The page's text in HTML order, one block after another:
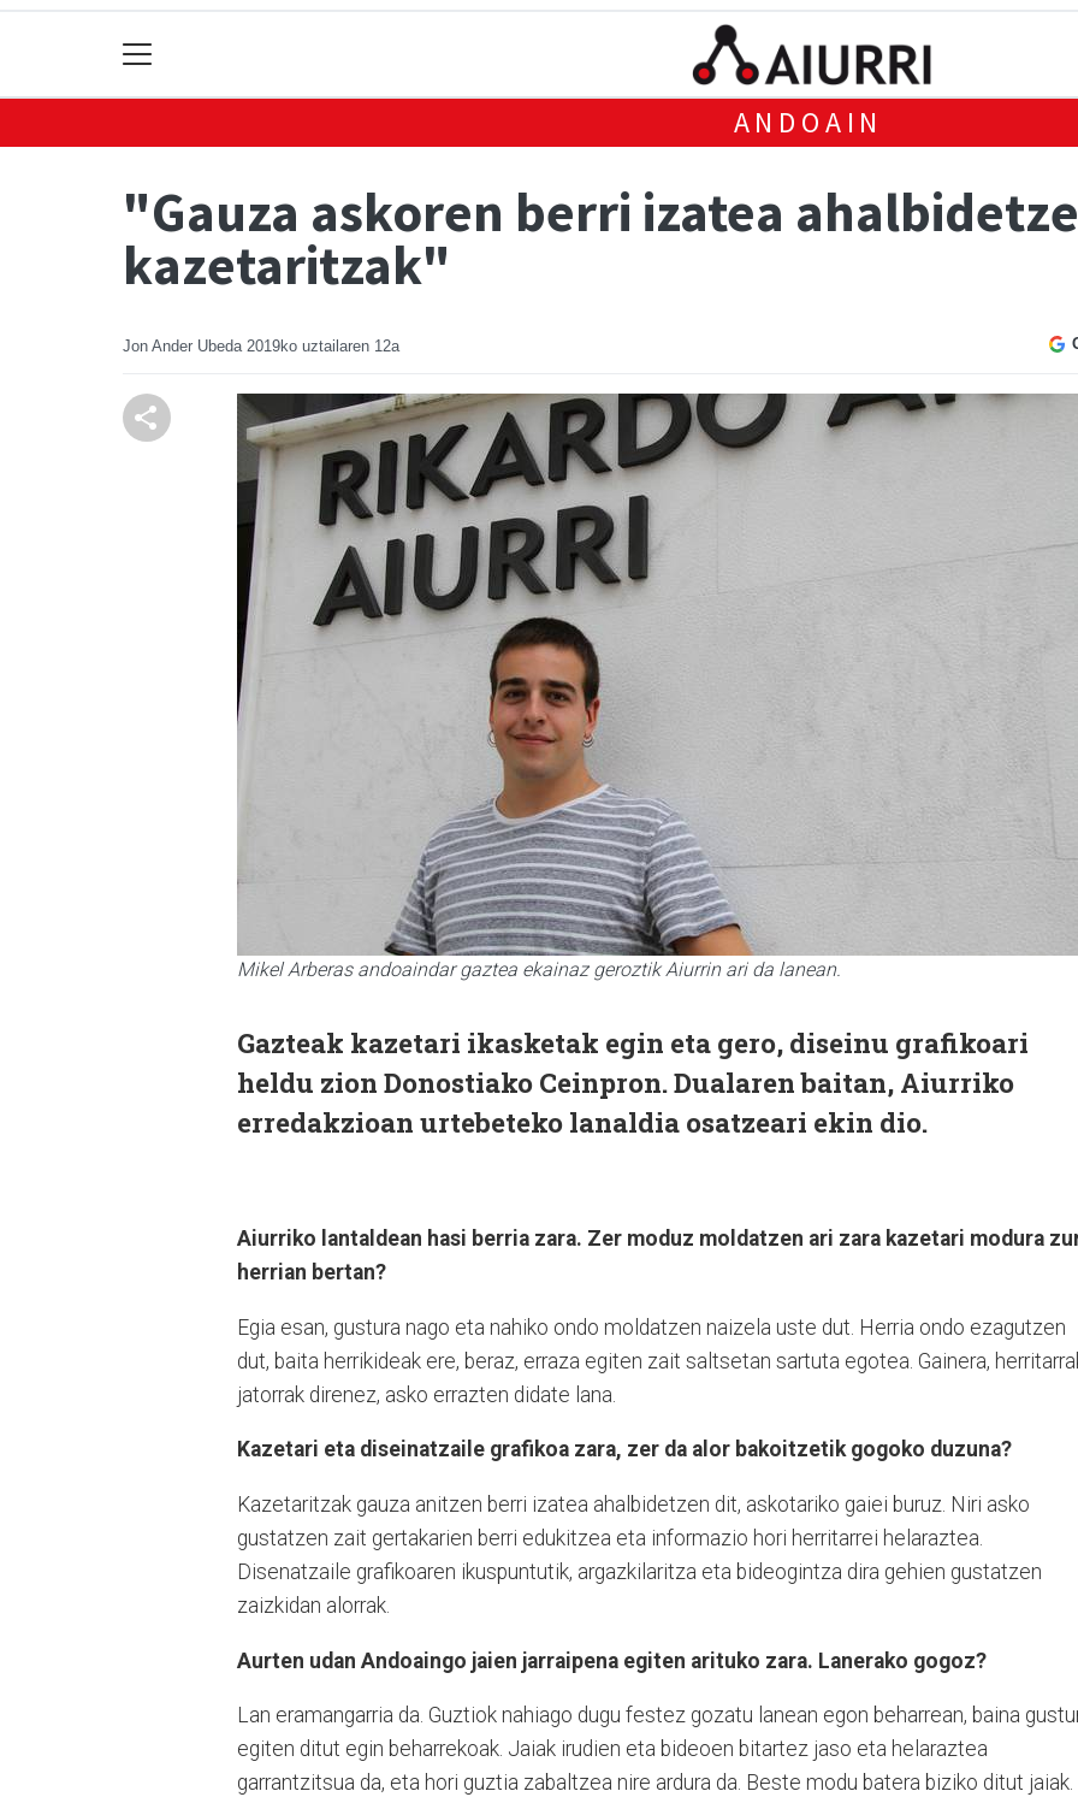
ANDOAIN
"Gauza askoren berri izatea
kazetaritzak"
Jon Ander Ubeda 2019ko uztailaren 12a
Mikel Arberas andoaindar gaztea ekainaz geroztik Aiurrin ari da lanean.
Gazteak kazetari ikasketak egin eta gero, diseinu grafikoari
heldu zion Donostiako Ceinpron. Dualaren baitan, Aiurriko
erredakzioan urtebeteko lanaldia osatzeari ekin dio.
Aiurriko lantaldean hasi berria zara. Zer moduz moldatzen ari zara kazetari modura
herrian bertan?
Egia esan, gustura nago eta nahiko ondo moldatzen naizela uste dut. Herria ondo ezagutzen
dut, baita herrikideak ere, beraz, erraza egiten zait saltsetan sartuta egotea. Gainera,
jatorrak direnez, asko errazten didate lana.
Kazetari eta diseinatzaile grafikoa zara, zer da alor bakoitzetik gogoko duzuna?
Kazetaritzak gauza anitzen berri izatea ahalbidetzen dit, askotariko gaiei buruz. Niri asko
gustatzen zait gertakarien berri edukitzea eta informazio hori herritarrei helaraztea.
Disenatzaile grafikoaren ikuspuntutik, argazkilaritza eta bideogintza dira gehien gustatzen
zaizkidan alorrak.
Aurten udan Andoaingo jaien jarraipena egiten arituko zara. Lanerako gogoz?
Lan eramangarria da. Guztiok nahiago dugu festez gozatu lanean egon beharrean, baina
egiten ditut egin beharrekoak. Jaiak irudien eta bideoen bitartez jaso eta helaraztea
garrantzitsua da, eta hori guztia zabaltzea nire ardura da. Beste modu batera biziko ditut jaiak.